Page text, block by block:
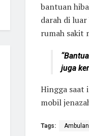
bantuan
darah di
rumah sakit
juga
Hingga saat
mobil
Tags: